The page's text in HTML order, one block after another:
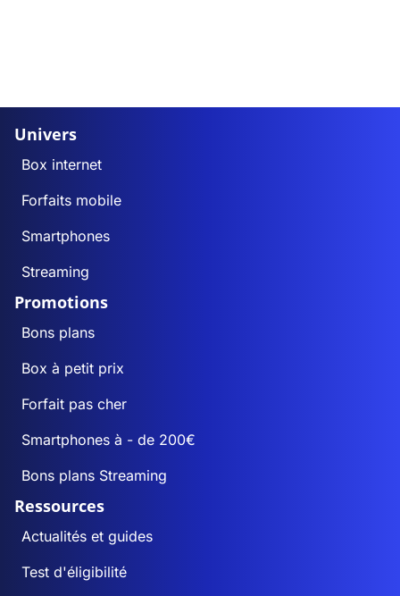
Univers
Box internet
Forfaits mobile
Smartphones
Streaming
Promotions
Bons plans
Box à petit prix
Forfait pas cher
Smartphones à - de 200€
Bons plans Streaming
Ressources
Actualités et guides
Test d'éligibilité